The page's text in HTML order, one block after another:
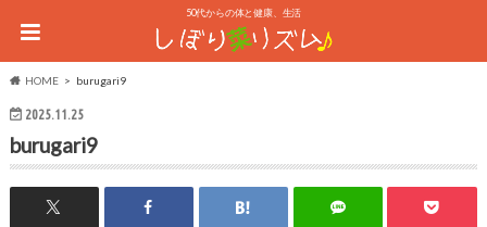
50代からの体と健康、生活
HOME burugari9
2025.11.25
burugari9